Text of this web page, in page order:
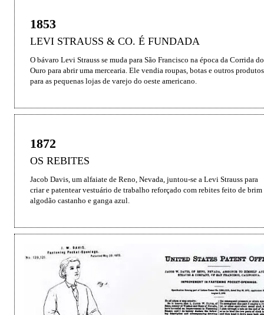
1853
LEVI STRAUSS & CO. É FUNDADA
O bávaro Levi Strauss se muda para São Francisco na época da Corrida do
Ouro para abrir uma mercearia. Ele vendia roupas, botas e outros produtos
para as pequenas lojas de varejo do oeste americano.
1872
OS REBITES
Jacob Davis, um alfaiate de Reno, Nevada, juntou-se a Levi Strauss para
criar e patentear vestuário de trabalho reforçado com rebites feito de brim
algodão castanho e ganga azul.